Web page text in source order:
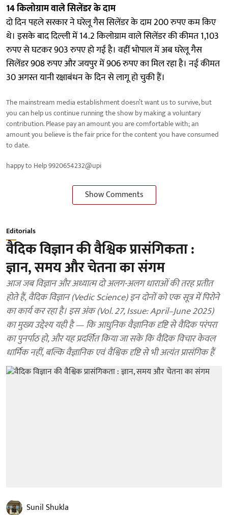
14 किलोग्राम वाले सिलेंडर के दाम
दो दिन पहले सरकार ने घरेलू गैस सिलेंडर के दाम 200 रुपए कम किए
थे। इसके बाद दिल्ली में 14.2 किलोग्राम वाले सिलेंडर की कीमत 1,103
रुपए से घटकर 903 रुपए हो गई है। वहीं भोपाल में अब घरेलू गैस
सिलेंडर 908 रुपए और जयपुर में 906 रुपए का मिल रहा है। नई कीमत
30 अगस्त यानी रक्षाबंधन के दिन से लागू हो चुकी हैं।
The mainstream media establishment doesn’t want us to survive, but
you can help us continue running the show by making a voluntary
contribution. Please pay an amount you are comfortable with; an
amount you believe is the fair price for the content you have consumed
to date.
happy to Help 9920654232@upi
Show Comments
Editorials
वैदिक विज्ञान की वैश्विक प्रासंगिकता :
ज्ञान, समय और चेतना का संगम
आज जब विज्ञान और अध्यात्म दो अलग-अलग धाराओं की तरह प्रतीत
होते हैं, वैदिक विज्ञान (Vedic Science) इन दोनों को एक सूत्र में पिरोने
का कार्य कर रहा है। इस अंक (Vol. 27, Issue: April–June 2025)
का मुख्य उद्देश्य यही है — कि आधुनिक वैज्ञानिक दृष्टि से वैदिक परंपरा
का पुनर्पाठ हो, और यह प्रदर्शित किया जा सके कि वैदिक विचार केवल
धार्मिक नहीं, बल्कि वैज्ञानिक एवं वैश्विक दृष्टि से भी अत्यंत प्रासंगिक हैं
Sunil Shukla